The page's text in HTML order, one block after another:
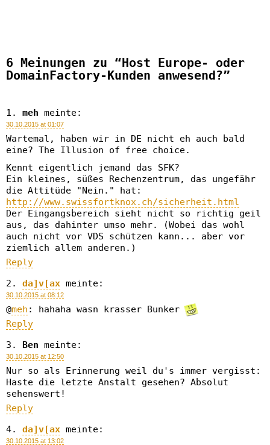
6 Meinungen zu “Host Europe- oder
DomainFactory-Kunden anwesend?”
meh meinte:
30.10.2015 at 01:07
Wartemal, haben wir in DE nicht eh auch bald
eine? The Illusion of free choice.
Kennt eigentlich jemand das SFK?
Ein kleines, süßes Rechenzentrum, das ungefähr
die Attitüde "Nein." hat:
http://www.swissfortknox.ch/sicherheit.html
Der Eingangsbereich sieht nicht so richtig geil
aus, das dahinter umso mehr. (Wobei das wohl
auch nicht vor VDS schützen kann... aber vor
ziemlich allem anderen.)
Reply
da]v[ax meinte:
30.10.2015 at 08:12
@meh : hahaha wasn krasser Bunker
Reply
Ben meinte:
30.10.2015 at 12:50
Nur so als Erinnerung weil du's immer vergisst:
Haste die letzte Anstalt gesehen? Absolut
sehenswert!
Reply
da]v[ax meinte:
30.10.2015 at 13:02